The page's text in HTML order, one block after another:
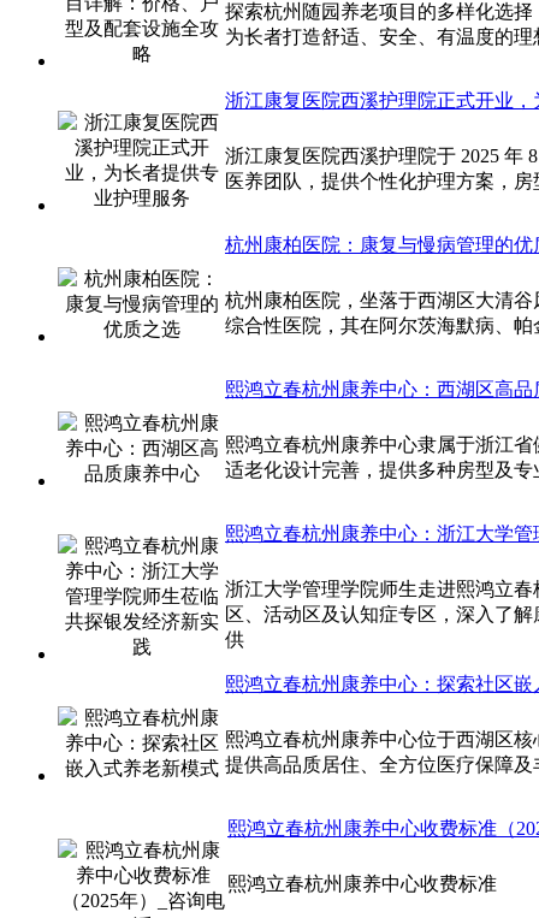
探索杭州随园养老项目的多样化选
为长者打造舒适、安全、有温度的
浙江康复医院西溪护理院正式开业
浙江康复医院西溪护理院于 2025 年
医养团队，提供个性化护理方案，
杭州康柏医院：康复与慢病管理的优
杭州康柏医院，坐落于西湖区大清
综合性医院，其在阿尔茨海默病、
熙鸿立春杭州康养中心：西湖区高品
熙鸿立春杭州康养中心隶属于浙江
适老化设计完善，提供多种房型及
熙鸿立春杭州康养中心：浙江大学
浙江大学管理学院师生走进熙鸿立
区、活动区及认知症专区，深入了
供
熙鸿立春杭州康养中心：探索社区
熙鸿立春杭州康养中心位于西湖区
提供高品质居住、全方位医疗保障
熙鸿立春杭州康养中心收费标准（
熙鸿立春杭州康养中心收费标准